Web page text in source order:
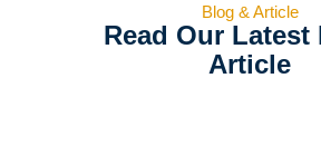
Blog & Article
Read Our Latest
Article